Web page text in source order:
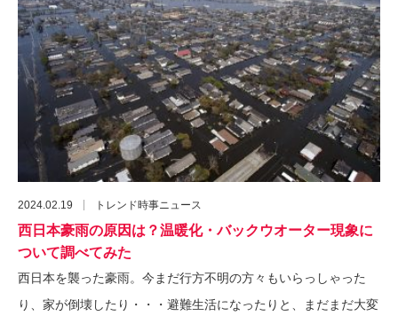
2024.02.19 トレンド時事ニュース
西日本豪雨の原因は？温暖化・バックウオーター現象に
ついて調べてみた
西日本を襲った豪雨。今まだ行方不明の方々もいらっしゃった
り、家が倒壊したり・・・避難生活になったりと、まだまだ大変